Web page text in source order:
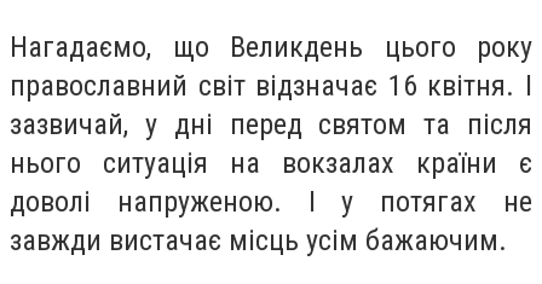
Нагадаємо, що Великдень цього року
православний світ відзначає 16 квітня. І
зазвичай, у дні перед святом та після
нього ситуація на вокзалах країни є
доволі напруженою. І у потягах не
завжди вистачає місць усім бажаючим.